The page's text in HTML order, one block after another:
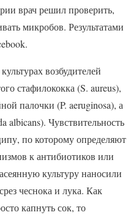
врач решил проверить,
микробов. Результатами
возбудителей
стафилококка (S. aureus),
палочки (P. aeruginosa), а
albicans). Чувствительность
по которому определяют
к антибиотиков или
культуру наносили
чеснока и лука. Как
капнуть сок, то